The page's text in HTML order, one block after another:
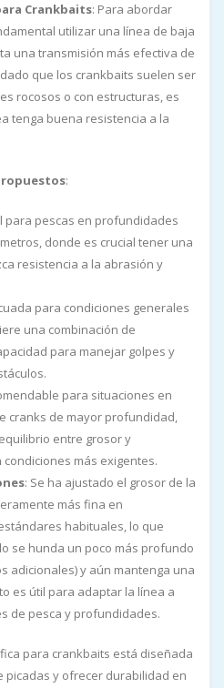
Crankbaits: Para abordar
utilizar una línea de baja
una transmisión más efectiva de
que los crankbaits suelen ser
rocosos o con estructuras, es
tenga buena resistencia a la
:
para pescas en profundidades
donde es crucial tener una
resistencia a la abrasión y
para condiciones generales
una combinación de
para manejar golpes y
para situaciones en
cranks de mayor profundidad,
entre grosor y
más exigentes.
: Se ha ajustado el grosor de la
más fina en
habituales, lo que
se hunda un poco más profundo
adicionales) y aún mantenga una
es útil para adaptar la línea a
de pesca y profundidades.
para crankbaits está diseñada
picadas y ofrecer durabilidad en